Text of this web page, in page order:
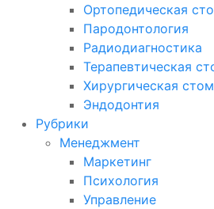
Ортопедическая
Пародонтология
Радиодиагностика
Терапевтическая
Хирургическая
Эндодонтия
Рубрики
Менеджмент
Маркетинг
Психология
Управление